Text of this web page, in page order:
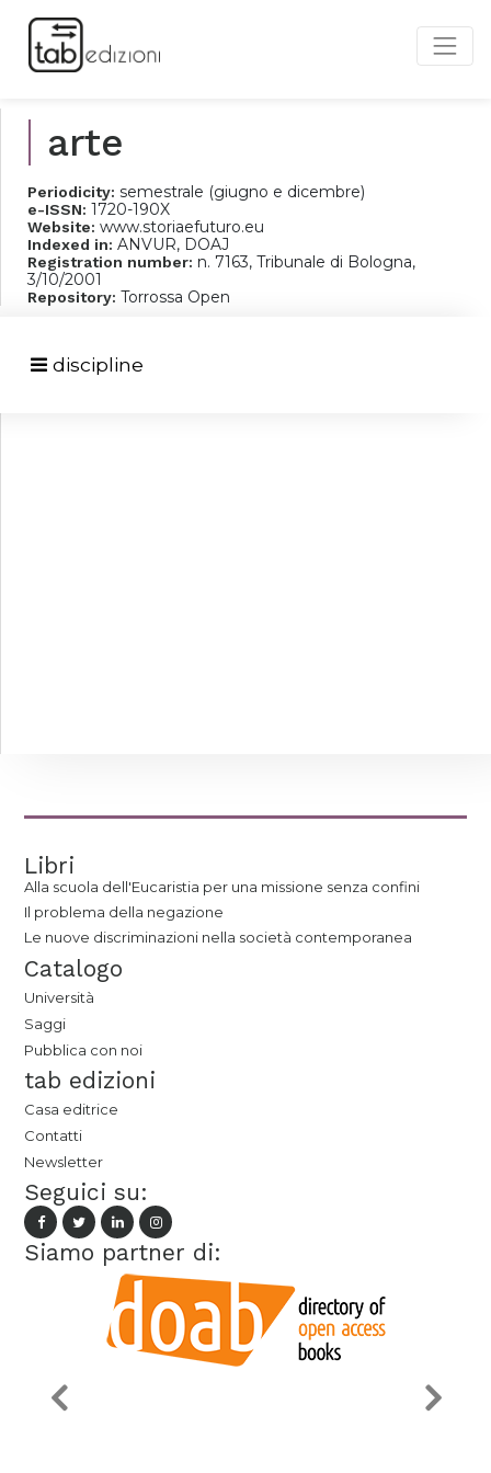
arte
Periodicity: semestrale (giugno e dicembre)
e-ISSN: 1720-190X
Website: www.storiaefuturo.eu
Indexed in: ANVUR, DOAJ
Registration number: n. 7163, Tribunale di Bologna,
3/10/2001
Repository: Torrossa Open
discipline
Libri
Alla scuola dell'Eucaristia per una missione senza confini
Il problema della negazione
Le nuove discriminazioni nella società contemporanea
Catalogo
Università
Saggi
Pubblica con noi
tab edizioni
Casa editrice
Contatti
Newsletter
Seguici su:
Siamo partner di: